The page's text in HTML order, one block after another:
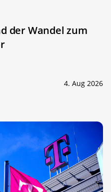
der Wandel zum
4. Aug 2026